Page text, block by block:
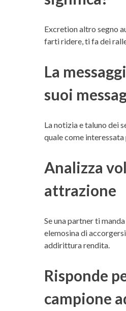
Excretion altro segno
farti ridere, ti fa dei
La
suoi
La notizia e taluno dei
quale come interessata
Analizza
attrazione
Se una partner ti
elemosina di
addirittura rendita.
Risponde
campione